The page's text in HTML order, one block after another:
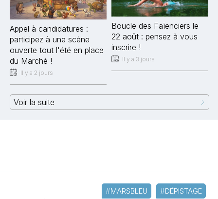
Appel à candidatures :
participez à une scène
ouverte tout l'été en place
du Marché !
Il y a 2 jours
Boucle des Faïenciers le
22 août : pensez à vous
inscrire !
Il y a 3 jours
Voir la suite
#MARSBLEU #DÉPISTAGE